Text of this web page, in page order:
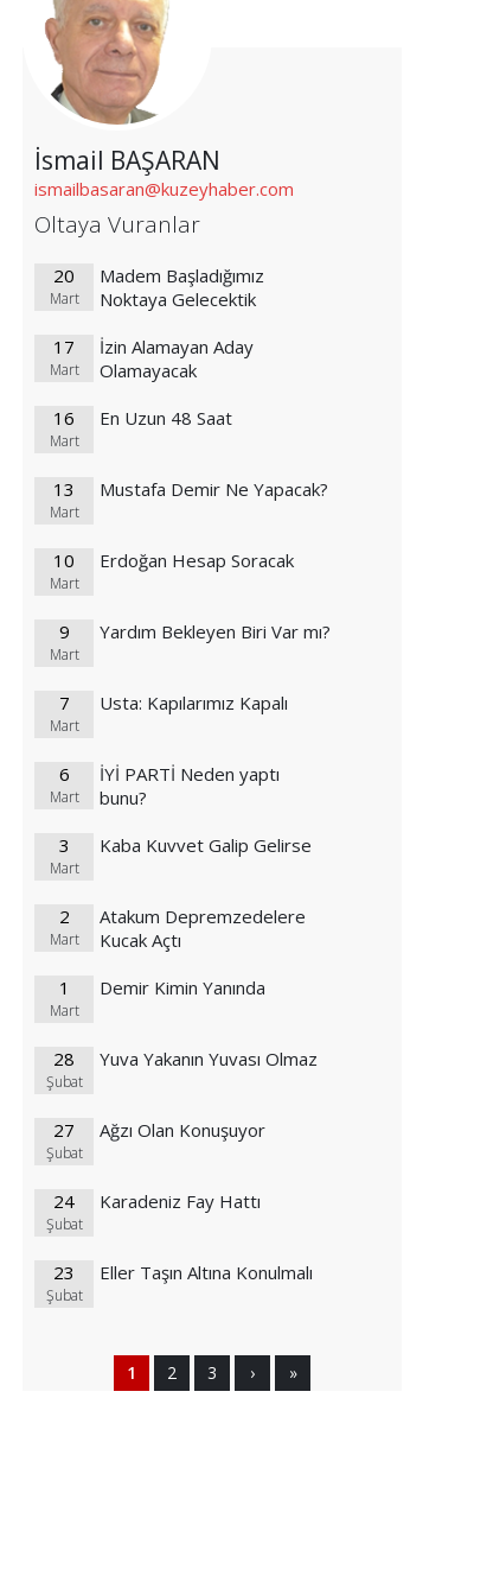
İsmail BAŞARAN
ismailbasaran@kuzeyhaber.com
Oltaya Vuranlar
20
Mart
Madem Başladığımız
Noktaya Gelecektik
17
Mart
İzin Alamayan Aday
Olamayacak
16
Mart
En Uzun 48 Saat
13
Mart
Mustafa Demir Ne Yapacak?
10
Mart
Erdoğan Hesap Soracak
9
Mart
Yardım Bekleyen Biri Var mı?
7
Mart
Usta: Kapılarımız Kapalı
6
Mart
İYİ PARTİ Neden yaptı
bunu?
3
Mart
Kaba Kuvvet Galip Gelirse
2
Mart
Atakum Depremzedelere
Kucak Açtı
1
Mart
Demir Kimin Yanında
28
Şubat
Yuva Yakanın Yuvası Olmaz
27
Şubat
Ağzı Olan Konuşuyor
24
Şubat
Karadeniz Fay Hattı
23
Şubat
Eller Taşın Altına Konulmalı
1 2 3 › »